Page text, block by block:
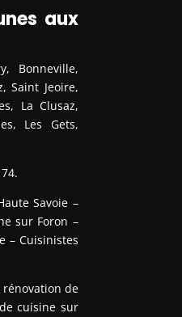
aux
Bonneville,
Saint Jeoire,
La Clusaz,
Les Gets,
Savoie –
sur Foron –
– Cuisinistes
rénovation de
cuisine sur